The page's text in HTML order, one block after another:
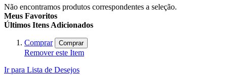
Não encontramos produtos correspondentes a seleção.
Meus Favoritos
Últimos Itens Adicionados
Comprar Comprar
Remover este Item
Ir para Lista de Desejos